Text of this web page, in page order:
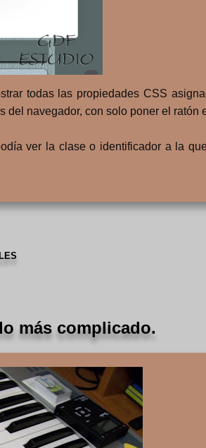
todas las propiedades CSS
del navegador, con solo poner el ratón
ver la clase o identificador a la
más complicado.